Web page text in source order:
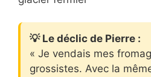
💡 Le déclic de Pierre :
« Je vendais mes
grossistes. Avec la